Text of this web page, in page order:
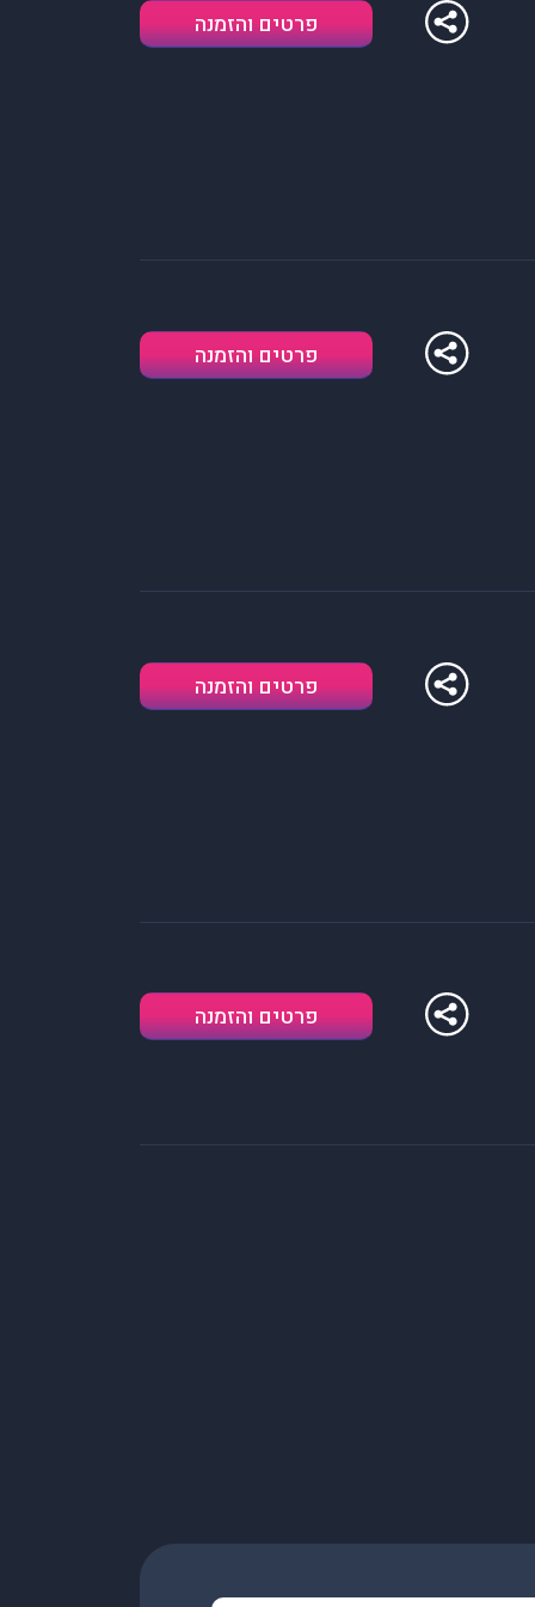
פרטים והזמנה
פרטים והזמנה
פרטים והזמנה
פרטים והזמנה